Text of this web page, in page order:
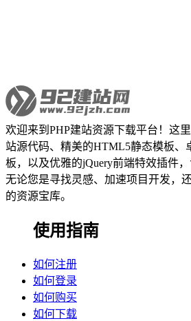
欢迎来到PHP建站资源下载平台！这
站源代码、精美的HTML5静态模板、
板，以及优雅的jQuery前端特效插件，
无论您是寻找灵感、加速项目开发，
的资源宝库。
使用指南
如何注册
如何登录
如何购买
如何下载